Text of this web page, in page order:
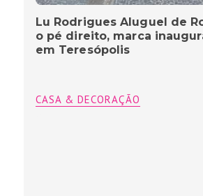
Lu Rodrigues Aluguel de
o pé direito, marca
em Teresópolis
CASA & DECORAÇÃO